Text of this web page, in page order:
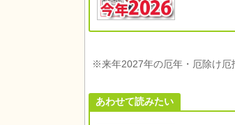
※来年2027年の厄年・厄除け厄
あわせて読みたい